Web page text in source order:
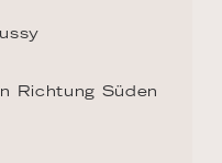
Richtung Süden